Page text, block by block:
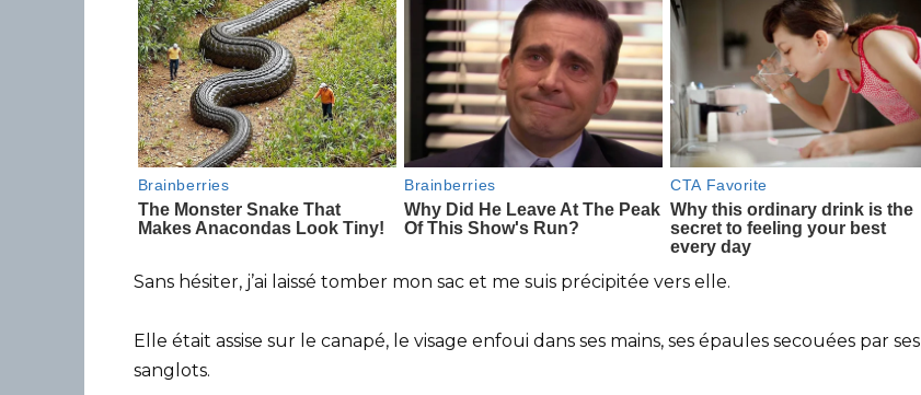
Sans hésiter, j’ai laissé tomber mon sac et me suis précipitée vers elle.
Elle était assise sur le canapé, le visage enfoui dans ses mains, ses épaules secouées par ses
sanglots.